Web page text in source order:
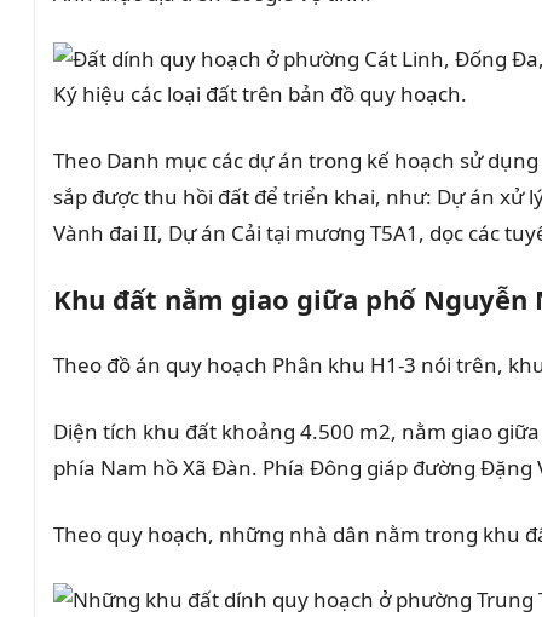
Ký hiệu các loại đất trên bản đồ quy hoạch.
Theo Danh mục các dự án trong kế hoạch sử
sắp được thu hồi đất để triển khai, như: Dự án xử
Vành đai II, Dự án Cải tại mương T5A1, dọc các
Khu đất nằm giao giữa phố
Theo đồ án quy hoạch Phân khu H1-3 nói trên,
Diện tích khu đất khoảng 4.500 m2, nằm giao
phía Nam hồ Xã Đàn. Phía Đông giáp đường
Theo quy hoạch, những nhà dân nằm trong khu